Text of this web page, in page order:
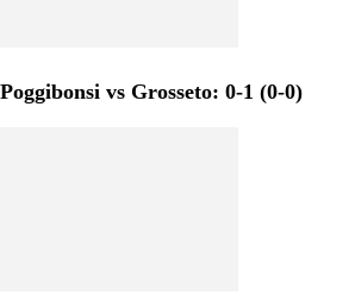
Poggibonsi vs Grosseto: 0-1 (0-0)